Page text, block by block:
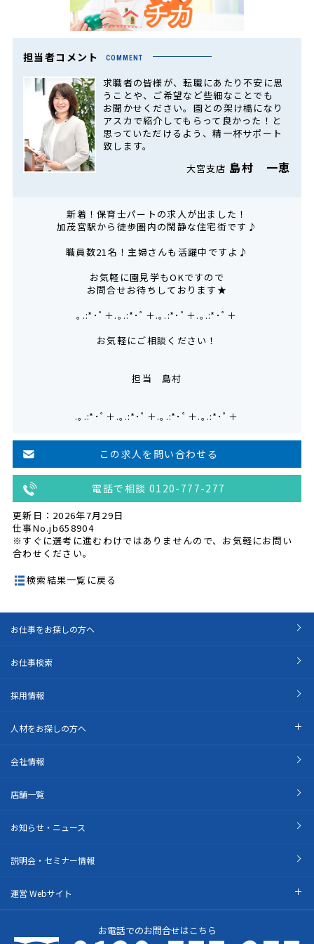
担当者コメント COMMENT
求職者の皆様が、転職にあたり不安に思
うことや、ご希望など些細なことでも
お聞かせください。園との架け橋になり
アスカで紹介してもらって良かった！と
思っていただけるよう、精一杯サポート
致します。
大宮支店 島村 一恵
新着！保育士パートの求人が出ました！
加茂宮駅から徒歩圏内の閑静な住宅街です♪
職員数21名！主婦さんも活躍中ですよ♪
お気軽に園見学もOKですので
お問合せお待ちしております★
｡.:*･ﾟ＋.｡.:*･ﾟ＋.｡.:*･ﾟ＋.｡.:*･ﾟ＋
お気軽にご相談ください！
担当 島村
.｡.:*･ﾟ＋.｡.:*･ﾟ＋.｡.:*･ﾟ＋.｡.:*･ﾟ＋
この求人を問い合わせる
電話で相談 0120-777-277
更新日：2026年7月29日
仕事No.jb658904
※すぐに選考に進むわけではありませんので、お気軽にお問い
合わせください。
検索結果一覧に戻る
お仕事をお探しの方へ
お仕事検索
採用情報
人材をお探しの方へ
会社情報
店舗一覧
お知らせ・ニュース
説明会・セミナー情報
運営 Webサイト
お電話でのお問合せはこちら